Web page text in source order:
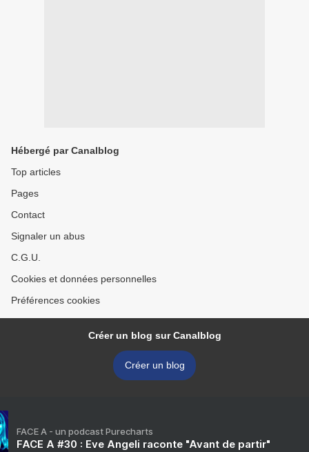
Hébergé par Canalblog
Top articles
Pages
Contact
Signaler un abus
C.G.U.
Cookies et données personnelles
Préférences cookies
Créer un blog sur Canalblog
Créer un blog
FACE A - un podcast Purecharts
FACE A #30 : Eve Angeli raconte "Avant de partir"